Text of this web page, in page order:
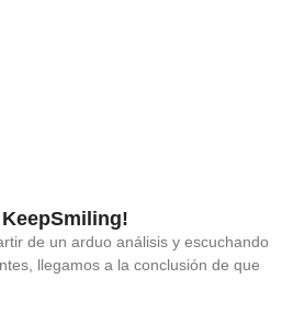
de un arduo análisis y escuchando
llegamos a la conclusión de que